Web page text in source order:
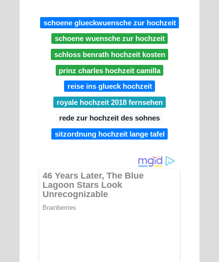
schoene glueckwuensche zur hochzeit
schoene wuensche zur hochzeit
schloss benrath hochzeit kosten
prinz charles hochzeit camilla
reise ins glueck hochzeit
royale hochzeit 2018 fernsehen
rede zur hochzeit des sohnes
sitzordnung hochzeit lange tafel